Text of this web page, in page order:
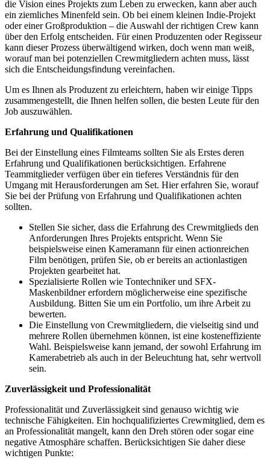
die Vision eines Projekts zum Leben zu erwecken, kann aber auch
ein ziemliches Minenfeld sein. Ob bei einem kleinen Indie-Projekt
oder einer Großproduktion – die Auswahl der richtigen Crew kann
über den Erfolg entscheiden. Für einen Produzenten oder Regisseur
kann dieser Prozess überwältigend wirken, doch wenn man weiß,
worauf man bei potenziellen Crewmitgliedern achten muss, lässt
sich die Entscheidungsfindung vereinfachen.
Um es Ihnen als Produzent zu erleichtern, haben wir einige Tipps
zusammengestellt, die Ihnen helfen sollen, die besten Leute für den
Job auszuwählen.
Erfahrung und Qualifikationen
Bei der Einstellung eines Filmteams sollten Sie als Erstes deren
Erfahrung und Qualifikationen berücksichtigen. Erfahrene
Teammitglieder verfügen über ein tieferes Verständnis für den
Umgang mit Herausforderungen am Set. Hier erfahren Sie, worauf
Sie bei der Prüfung von Erfahrung und Qualifikationen achten
sollten.
Stellen Sie sicher, dass die Erfahrung des Crewmitglieds den
Anforderungen Ihres Projekts entspricht. Wenn Sie
beispielsweise einen Kameramann für einen actionreichen
Film benötigen, prüfen Sie, ob er bereits an actionlastigen
Projekten gearbeitet hat.
Spezialisierte Rollen wie Tontechniker und SFX-
Maskenbildner erfordern möglicherweise eine spezifische
Ausbildung. Bitten Sie um ein Portfolio, um ihre Arbeit zu
bewerten.
Die Einstellung von Crewmitgliedern, die vielseitig sind und
mehrere Rollen übernehmen können, ist eine kosteneffiziente
Wahl. Beispielsweise kann jemand, der sowohl Erfahrung im
Kamerabetrieb als auch in der Beleuchtung hat, sehr wertvoll
sein.
Zuverlässigkeit und Professionalität
Professionalität und Zuverlässigkeit sind genauso wichtig wie
technische Fähigkeiten. Ein hochqualifiziertes Crewmitglied, dem es
an Professionalität mangelt, kann den Dreh stören oder sogar eine
negative Atmosphäre schaffen. Berücksichtigen Sie daher diese
wichtigen Punkte: